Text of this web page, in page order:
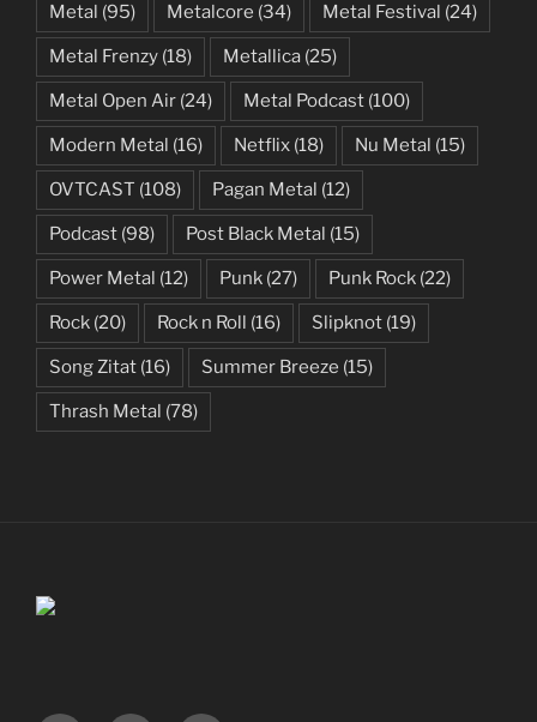
Metal (95) Metalcore (34) Metal Festival (24)
Metal Frenzy (18) Metallica (25)
Metal Open Air (24) Metal Podcast (100)
Modern Metal (16) Netflix (18) Nu Metal (15)
OVTCAST (108) Pagan Metal (12)
Podcast (98) Post Black Metal (15)
Power Metal (12) Punk (27) Punk Rock (22)
Rock (20) Rock n Roll (16) Slipknot (19)
Song Zitat (16) Summer Breeze (15)
Thrash Metal (78)